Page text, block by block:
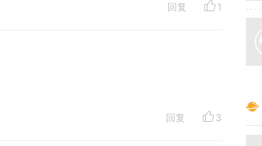
回复 1
回复 3